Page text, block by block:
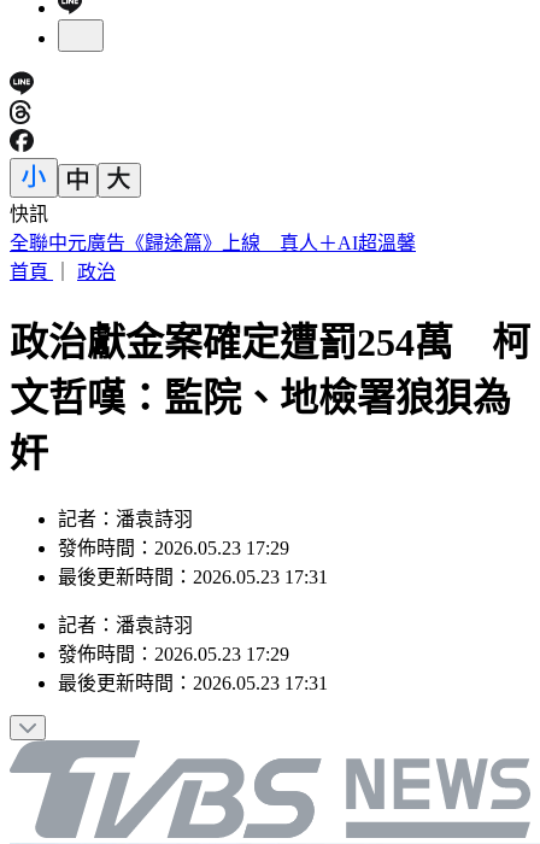
快訊
台中行車糾紛68歲阿伯持刀砍人 男反擊狂揍到凸眼滲血
首頁
政治
政治獻金案確定遭罰254萬 柯
文哲嘆：監院、地檢署狼狽為
奸
記者：潘袁詩羽
發佈時間：2026.05.23 17:29
最後更新時間：2026.05.23 17:31
記者 ： 潘袁詩羽
發佈時間： 2026.05.23 17:29
最後更新時間： 2026.05.23 17:31